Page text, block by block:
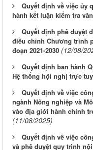
Quyết định về việc ủy
hành kết luận kiểm tra
Quyết định phê duyệt
điều chỉnh Chương trình
đoạn 2021-2030 (12/08/
Quyết định ban hành
Hệ thống hội nghị trực
Quyết định về việc
ngành Nông nghiệp và
vào địa giới hành chính
(11/08/2025)
Quyết định về việc
và phê duyệt quy trình